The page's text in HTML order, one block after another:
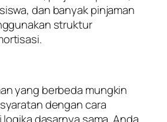
dan banyak pinjaman
struktur
yang berbeda mungkin
dengan cara